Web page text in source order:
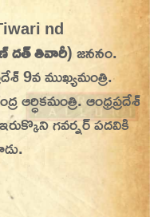
| This Day in
Happened
| charitra lo
తివారీ) జననం.
9వ ముఖ్యమంత్రి.
ఆర్ధికమంత్రి. ఆంధ్రప్రదేశ్
గవర్నర్ పదవికి